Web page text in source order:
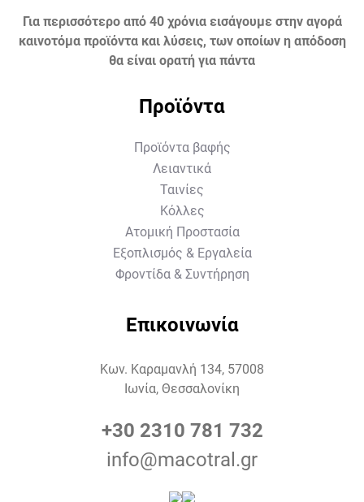
Για περισσότερο από 40 χρόνια εισάγουμε στην αγορά
καινοτόμα προϊόντα και λύσεις, των οποίων η απόδοση
θα είναι ορατή για πάντα
Προϊόντα
Προϊόντα βαφής
Λειαντικά
Ταινίες
Κόλλες
Ατομική Προστασία
Εξοπλισμός & Εργαλεία
Φροντίδα & Συντήρηση
Επικοινωνία
Κων. Καραμανλή 134, 57008
Ιωνία, Θεσσαλονίκη
+30 2310 781 732
info@macotral.gr